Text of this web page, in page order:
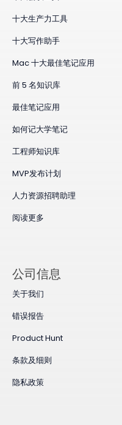
十大生产力工具
十大写作助手
Mac 十大最佳笔记应用
前 5 名知识库
最佳笔记应用
如何记大学笔记
工程师知识库
MVP发布计划
人力资源招聘助理
阅读更多
公司信息
关于我们
错误报告
Product Hunt
条款及细则
隐私政策